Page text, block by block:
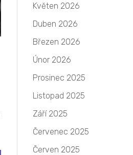
Květen 2026
Duben 2026
Březen 2026
Únor 2026
Prosinec 2025
Listopad 2025
Září 2025
Červenec 2025
Červen 2025